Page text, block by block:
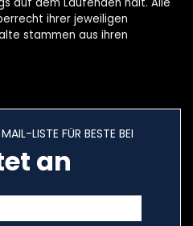
ihrer jeweiligen
stammen aus ihren
LISTE FÜR BESTE BEI
an